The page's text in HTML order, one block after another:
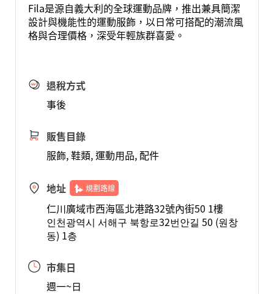
Fila是源自義大利的全球運動品牌，推出兼具簡潔
設計與機能性的運動服飾，以日常可搭配的潮流風
格與合理價格，深受年輕族群喜愛。
退稅方式
事後
販售目錄
服飾, 鞋類, 運動用品, 配件
地址 規劃路線
仁川廣域市西海區北港路32號內街50 1樓
인천광역시 서해구 북항로32번안길 50 (원창
동) 1층
市集日
週一~日